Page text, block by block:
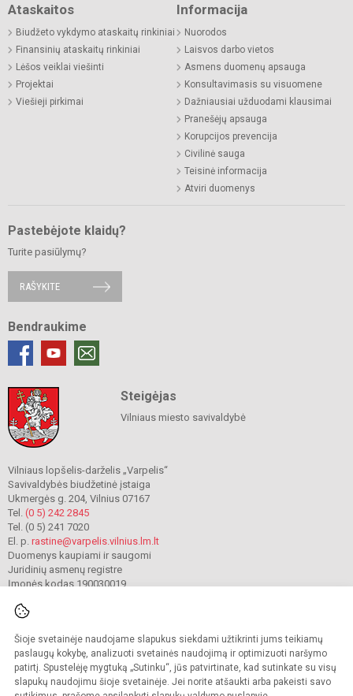
Šioje svetainėje naudojame slapukus siekdami užtikrinti jums teikiamų
paslaugų kokybę, analizuoti svetainės naudojimą ir optimizuoti naršymo
patirtį. Spustelėję mygtuką „Sutinku“, jūs patvirtinate, kad sutinkate su visų
slapukų naudojimu šioje svetainėje. Jei norite atšaukti arba pakeisti savo
Ataskaitos
Biudžeto vykdymo ataskaitų rinkiniai
Finansinių ataskaitų rinkiniai
Lėšos veiklai viešinti
Projektai
Viešieji pirkimai
Informacija
Nuorodos
Laisvos darbo vietos
Asmens duomenų apsauga
Konsultavimasis su visuomene
Dažniausiai užduodami klausimai
Pranešėjų apsauga
Korupcijos prevencija
Civilinė sauga
Teisinė informacija
Atviri duomenys
Pastebėjote klaidų?
Turite pasiūlymų?
RAŠYKITE
Bendraukime
Steigėjas
Vilniaus miesto savivaldybė
Vilniaus lopšelis-darželis „Varpelis“
Savivaldybės biudžetinė įstaiga
Ukmergės g. 204, Vilnius 07167
Tel. (0 5) 242 2845
Tel. (0 5) 241 7020
El. p. rastine@varpelis.vilnius.lm.lt
Duomenys kaupiami ir saugomi
Juridinių asmenų registre
Įmonės kodas 190030019
© 2023. Vilniaus lopšelis-darželis „Varpelis“. Visos teisės saugomos.
Kopijuoti turinį be raštiško įstaigos administracijos sutikimo griežtai draudžiama.
Prieinamumo paraiška Slapukų valdymas